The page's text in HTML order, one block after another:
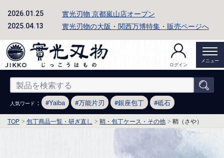
2026.01.25 實光刃物 京都嵐山店オープン
2025.04.13 實光刃物の大阪・関西万博特集・販売ページへ
ログイン
メニュー
人気ワード ： Yaiba 万能片刃 銀座包丁 砥石
TOP 包丁商品一覧・研ぎ直し 鞘・包丁ケース・その他 鞘（さや）